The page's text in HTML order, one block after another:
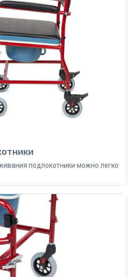
подлокотники можно легко